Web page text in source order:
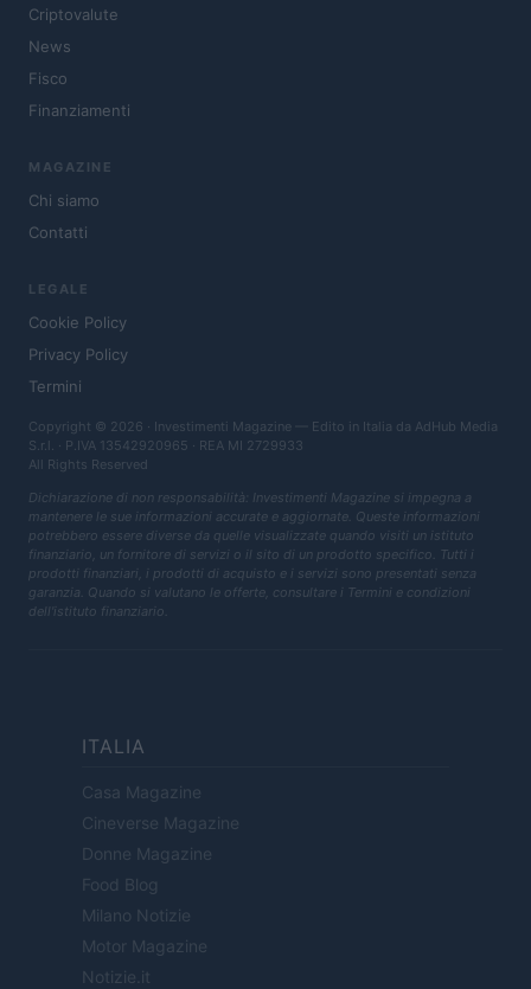
Criptovalute
News
Fisco
Finanziamenti
MAGAZINE
Chi siamo
Contatti
LEGALE
Cookie Policy
Privacy Policy
Termini
Copyright © 2026 · Investimenti Magazine — Edito in Italia da AdHub Media
S.r.l. · P.IVA 13542920965 · REA MI 2729933
All Rights Reserved
Dichiarazione di non responsabilità: Investimenti Magazine si impegna a
mantenere le sue informazioni accurate e aggiornate. Queste informazioni
potrebbero essere diverse da quelle visualizzate quando visiti un istituto
finanziario, un fornitore di servizi o il sito di un prodotto specifico. Tutti i
prodotti finanziari, i prodotti di acquisto e i servizi sono presentati senza
garanzia. Quando si valutano le offerte, consultare i Termini e condizioni
dell'istituto finanziario.
ITALIA
Casa Magazine
Cineverse Magazine
Donne Magazine
Food Blog
Milano Notizie
Motor Magazine
Notizie.it